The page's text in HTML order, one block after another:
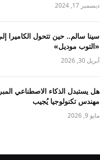
ديسمبر 17, 2024
سينا سالم.. حين تتحول الكاميرا
«التوب موديل»
أبريل 30, 2026
هل يستبدل الذكاء الاصطناعي
مهندس تكنولوجيا يُجيب
مايو 9, 2026